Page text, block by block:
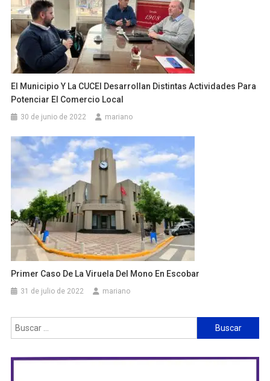
El Municipio Y La CUCEI Desarrollan Distintas Actividades Para
Potenciar El Comercio Local
30 de junio de 2022 mariano
Primer Caso De La Viruela Del Mono En Escobar
31 de julio de 2022 mariano
Buscar: